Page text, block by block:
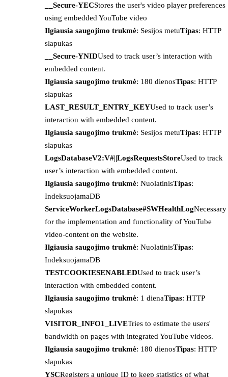
__Secure-YECStores the user's video player preferences
using embedded YouTube video
Ilgiausia saugojimo trukmė: Sesijos metuTipas: HTTP
slapukas
__Secure-YNIDUsed to track user’s interaction with
embedded content.
Ilgiausia saugojimo trukmė: 180 dienosTipas: HTTP
slapukas
LAST_RESULT_ENTRY_KEYUsed to track user’s
interaction with embedded content.
Ilgiausia saugojimo trukmė: Sesijos metuTipas: HTTP
slapukas
LogsDatabaseV2:V#||LogsRequestsStoreUsed to track
user’s interaction with embedded content.
Ilgiausia saugojimo trukmė: NuolatinisTipas:
IndeksuojamaDB
ServiceWorkerLogsDatabase#SWHealthLogNecessary
for the implementation and functionality of YouTube
video-content on the website.
Ilgiausia saugojimo trukmė: NuolatinisTipas:
IndeksuojamaDB
TESTCOOKIESENABLEDUsed to track user’s
interaction with embedded content.
Ilgiausia saugojimo trukmė: 1 dienaTipas: HTTP
slapukas
VISITOR_INFO1_LIVETries to estimate the users'
bandwidth on pages with integrated YouTube videos.
Ilgiausia saugojimo trukmė: 180 dienosTipas: HTTP
slapukas
YSCRegisters a unique ID to keep statistics of what